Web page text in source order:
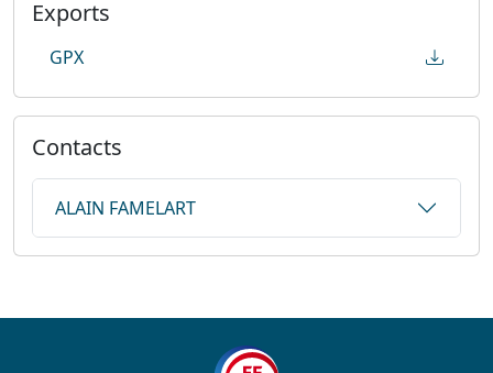
Exports
GPX
Contacts
ALAIN FAMELART